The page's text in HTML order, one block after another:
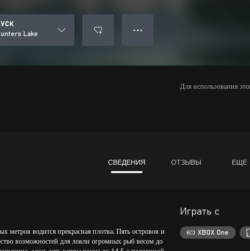
Lake
● ● ●
Для использования
СВЕДЕНИЯ ОТЗЫВЫ ЕЩЕ
метров водится прекрасная плотва. Пять островов и
возможностей для ловли огромных рыб весом до
Играть с
XBOX One